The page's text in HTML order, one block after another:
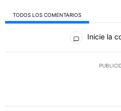
TODOS LOS COMENTARIOS
Todos los comentarios
Inicie la